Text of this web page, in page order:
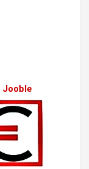
Jooble